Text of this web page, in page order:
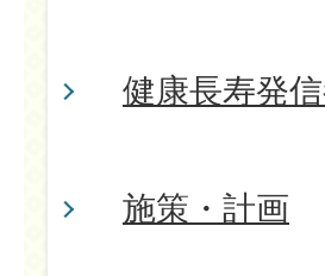
健康長寿発
施策・計画